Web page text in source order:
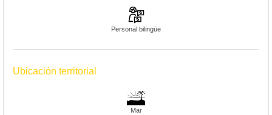
Personal bilingüe
Ubicación territorial
Mar